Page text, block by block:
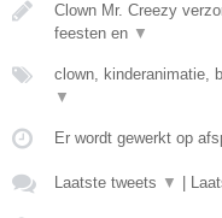
Clown Mr. Creezy
feesten en ▼
clown, kinderanimatie,
▼
Er wordt gewerkt op
Laatste tweets ▼